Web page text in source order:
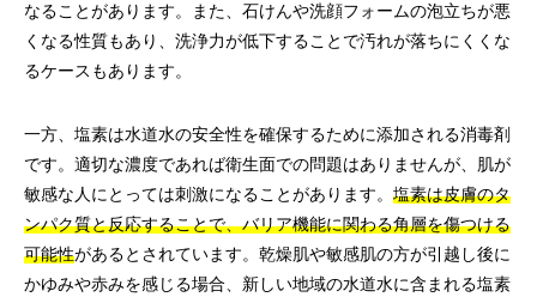
なることがあります。また、石けんや洗顔フォームの泡立ちが悪
くなる性質もあり、洗浄力が低下することで汚れが落ちにくくな
るケースもあります。
一方、塩素は水道水の安全性を確保するために添加される消毒剤
です。適切な濃度であれば衛生面での問題はありませんが、肌が
敏感な人にとっては刺激になることがあります。 塩素は皮膚のタ
ンパク質と反応することで、バリア機能に関わる角層を傷つける
可能性があるとされています。乾燥肌や敏感肌の方が引越し後に
かゆみや赤みを感じる場合、新しい地域の水道水に含まれる塩素